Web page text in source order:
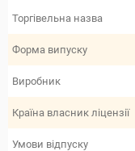
Торгівельна назва
Форма випуску
Виробник
Країна власник ліцензії
Умови відпуску